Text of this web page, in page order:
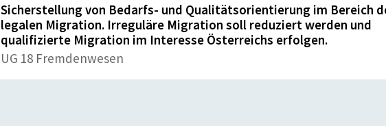
Sicherstellung von Bedarfs- und Qualitätsorientierung im Bereich
legalen Migration. Irreguläre Migration soll reduziert werden und
qualifizierte Migration im Interesse Österreichs erfolgen.
UG 18 Fremdenwesen